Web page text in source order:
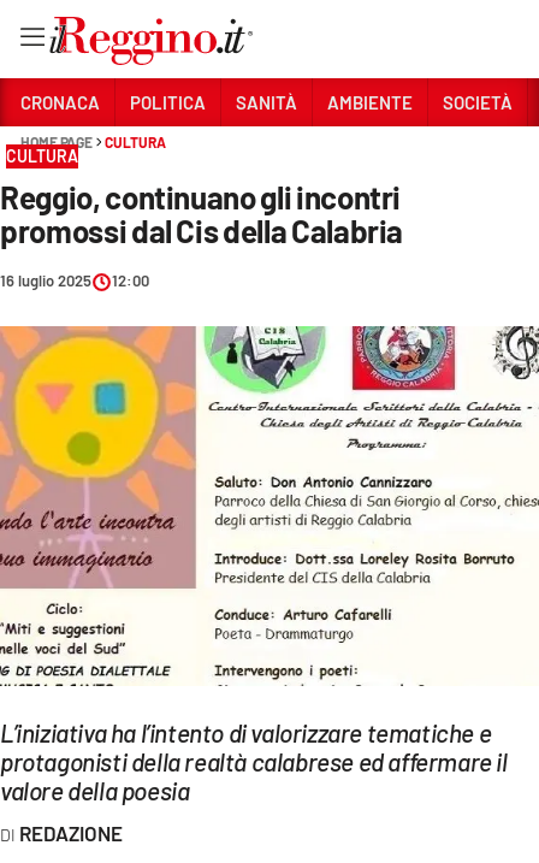
Sezioni
CRONACA
AMBIENTE
SOCIETÀ
CULTURA
ECONOMIA E LAVORO
EVENTI
SPORT
Streaming
LAC TV
LAC NETWORK
LAC ONAIR
CRONACA POLITICA SANITÀ AMBIENTE SOCIETÀ
HOME PAGE CULTURA
CULTURA
Reggio, continuano gli incontri
promossi dal Cis della Calabria
16 luglio 2025 12:00
L’iniziativa ha l’intento di valorizzare tematiche e
protagonisti della realtà calabrese ed affermare il
valore della poesia
REDAZIONE